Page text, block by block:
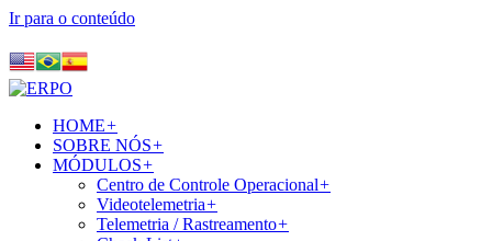
Ir para o conteúdo
HOME+
SOBRE NÓS+
MÓDULOS+
Centro de Controle Operacional+
Videotelemetria+
Telemetria / Rastreamento+